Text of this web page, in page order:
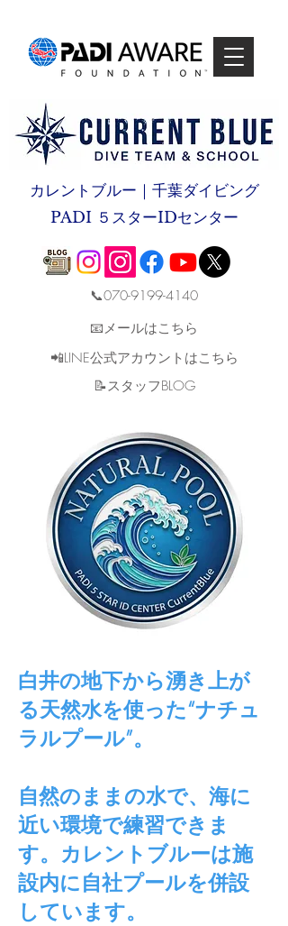
カレントブルー｜千葉ダイビング
PADI ５スターIDセンター
📞070-9199-4140
📧メールはこちら
📲LINE公式アカウントはこちら
​📝スタッフBLOG
白井の地下から湧き上が
る天然水を使った“ナチュ
ラルプール”。
自然のままの水で、海に
近い環境で練習できま
す。カレントブルーは施
設内に自社プールを併設
しています。